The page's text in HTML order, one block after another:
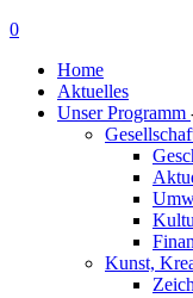
0
Home
Aktuelles
Unser Programm
Kunst,